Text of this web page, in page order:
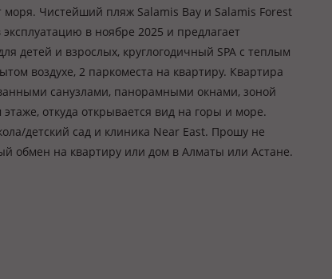
Чистейший пляж Salamis Bay и Salamis Forest
в ноябре 2025 и предлагает
детей и взрослых, круглогодичный SPA с теплым
воздухе, 2 паркоместа на квартиру. Квартира
санузлами, панорамными окнами, зоной
откуда открывается вид на горы и море.
детский сад и клиника Near East. Прошу не
обмен на квартиру или дом в Алматы или Астане.